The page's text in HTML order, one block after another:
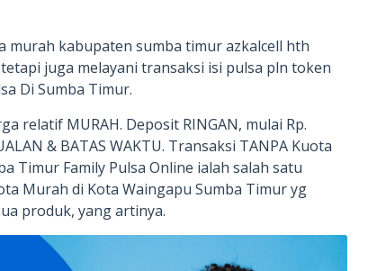
murah kabupaten sumba timur azkalcell hth
juga melayani transaksi isi pulsa pln token
Di Sumba Timur.
relatif MURAH. Deposit RINGAN, mulai Rp.
& BATAS WAKTU. Transaksi TANPA Kuota
Timur Family Pulsa Online ialah salah satu
Murah di Kota Waingapu Sumba Timur yg
produk, yang artinya.